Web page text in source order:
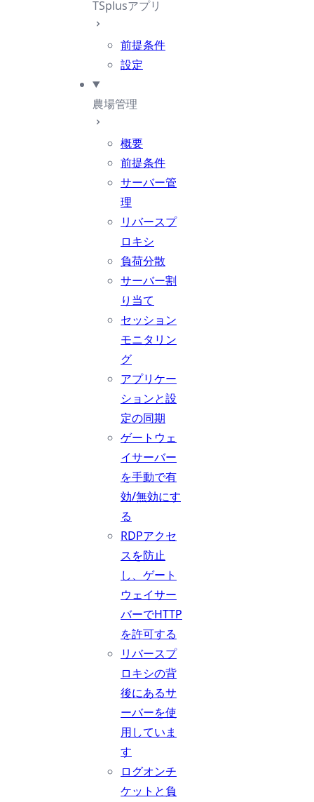
TSplusアプリ
前提条件
設定
農場管理
概要
前提条件
サーバー管
理
リバースプ
ロキシ
負荷分散
サーバー割
り当て
セッション
モニタリン
グ
アプリケー
ションと設
定の同期
ゲートウェ
イサーバー
を手動で有
効/無効にす
る
RDPアクセ
スを防止
し、ゲート
ウェイサー
バーでHTTP
を許可する
リバースプ
ロキシの背
後にあるサ
ーバーを使
用していま
す
ログオンチ
ケットと負